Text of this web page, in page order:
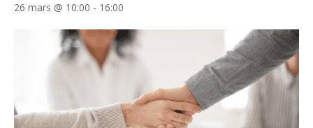
26 mars @ 10:00 - 16:00